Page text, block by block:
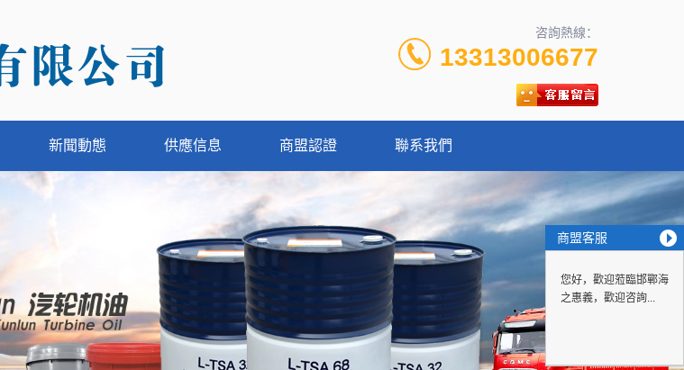
咨詢熱線：
13313006677
新聞動態 供應信息 商盟認證 聯系我們
商盟客服
您好，歡迎蒞臨邯鄲海
之惠義，歡迎咨詢...